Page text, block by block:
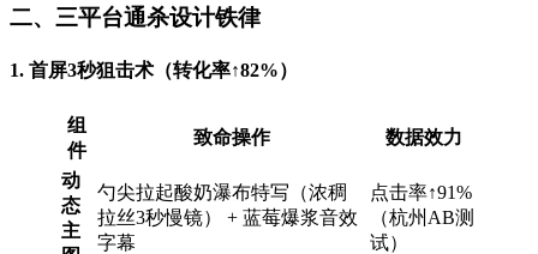
二、三平台通杀设计铁律
1. 首屏3秒狙击术（转化率↑82%）​
组
件
致命操作 数据效力
动
态
主
勺尖拉起酸奶瀑布特写（浓稠
拉丝3秒慢镜） + 蓝莓爆浆音效
字幕
点击率↑91%
（杭州AB测
试）